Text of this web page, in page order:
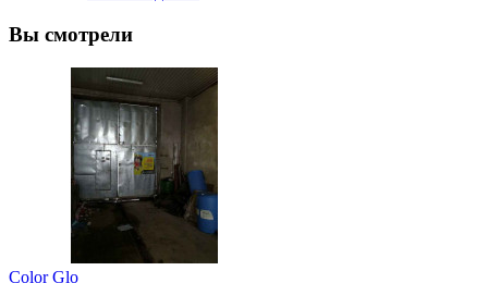
Вы смотрели
Color Glo